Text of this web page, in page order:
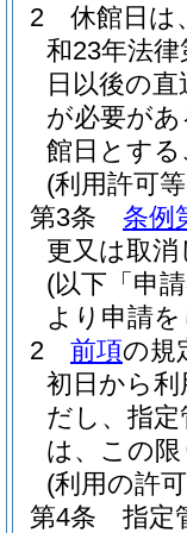
2
休館日は
和23年法律
日以後の
が必要が
館日とす
(利用許可
第3条
条例
更又は取
(以下「申
より申請
2
前項の規
初日から
だし、指
は、この
(利用の許
第4条
指定